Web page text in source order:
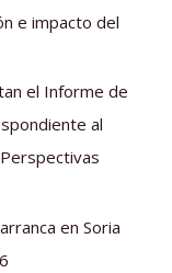
e impacto del
el Informe de
al
en Soria